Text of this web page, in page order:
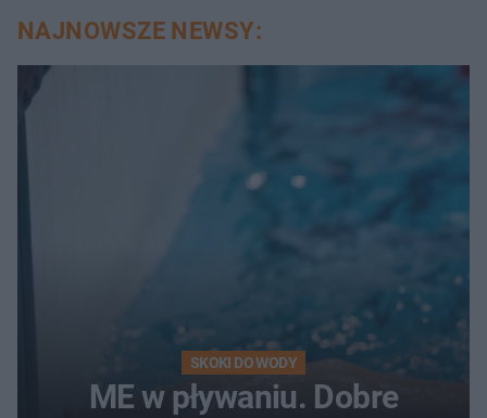
NAJNOWSZE NEWSY:
SKOKI DO WODY
ME w pływaniu. Dobre